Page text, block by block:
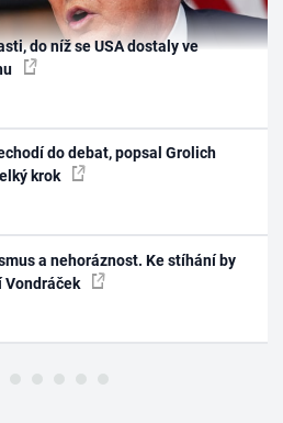
do níž se USA dostaly ve
do debat, popsal Grolich
krok
a nehoráznost. Ke stíhání by
Vondráček